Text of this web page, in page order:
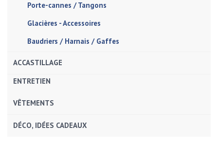
Porte-cannes / Tangons
Glacières - Accessoires
Baudriers / Harnais / Gaffes
ACCASTILLAGE
ENTRETIEN
VÊTEMENTS
DÉCO, IDÉES CADEAUX